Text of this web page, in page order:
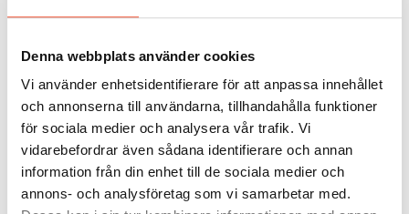
Denna webbplats använder cookies
Vi använder enhetsidentifierare för att anpassa innehållet
och annonserna till användarna, tillhandahålla funktioner
för sociala medier och analysera vår trafik. Vi
vidarebefordrar även sådana identifierare och annan
information från din enhet till de sociala medier och
annons- och analysföretag som vi samarbetar med.
Det är alltså mycket viktigt att hålla ett korrekt
ugnstryck, och det måste följa brännarnas pådrag.
Styrningen av ugnstrycket sker på följande sätt:
Ugnstrycket mäts i ett tryckuttag och en